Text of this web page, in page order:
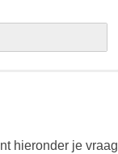
hieronder je vraag